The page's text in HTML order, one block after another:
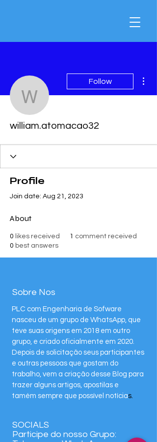
Follow
william.atomacao32
Profile
Join date: Aug 21, 2023
About
0 likes received 1 comment received
0 best answers
Sobre Nos
PLC com Engenharia de Sofware
nasceu de um grupo de WhatsApp, que
teve suas origens em 2018 em outro
grupo, e criado oficialmente em 2020.
Depois de solicitação seus participantes
e outras pessoas que gostam do
trabalho, vem a criação desse Blog para
trazer alguns artigos, apostilas e
tamém sempre que possível notícias.
SOCIALS
Participe do nosso Grupo: